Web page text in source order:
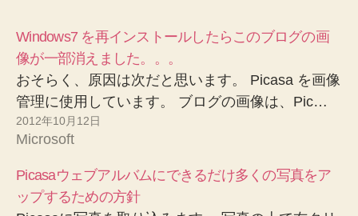
Windows7 を再インストールしたらこのブログの画
像が一部消えました。。。
おそらく、原因は次だと思います。 Picasa を画像
管理に使用しています。 ブログの画像は、Pic…
2012年10月12日
Microsoft
Picasaウェブアルバムにできるだけ多くの写真をア
ップするための方針